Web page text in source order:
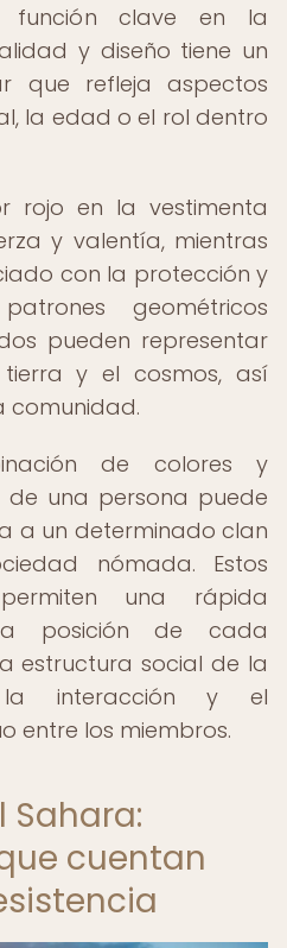
función clave en la
y diseño tiene un
que refleja aspectos
la edad o el rol dentro
rojo en la vestimenta
y valentía, mientras
con la protección y
geométricos
pueden representar
y el cosmos, así
comunidad.
de colores y
una persona puede
a un determinado clan
nómada. Estos
una rápida
posición de cada
estructura social de la
la interacción y el
entre los miembros.
Sahara:
cuentan